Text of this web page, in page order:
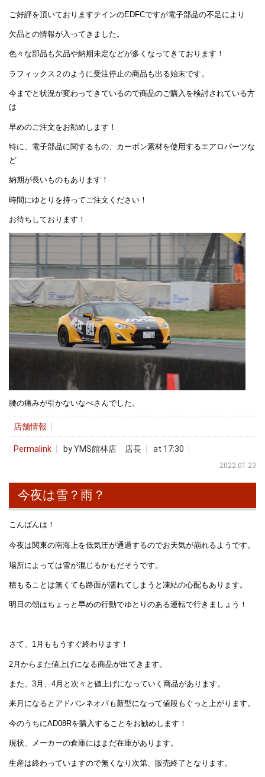
ご好評を頂いておりますテインのEDFCですが電子部品の不足により
欠品との情報が入ってきました。
色々な部品も欠品や納期未定などが多くなってきております！
ラフィックス２のように受注停止の商品も出る始末です。
今までと状況が変わってきているので商品のご購入を検討されている方
は
早めのご注文をお勧めします！
特に、電子部品に関するもの、カーボン素材を使用するエアロパーツな
ど
納期が長いものもあります！
時間にゆとりを持ってご注文ください！
お待ちしております！
腰の痛みが引かないなべさんでした。
店舗情報
Permalink by YMS館林店 店長 at 17:30
2022.01.23
今夜は雪？雨？
こんばんは！
今夜は関東の南海上を低気圧が通過するのでお天気が崩れるようです。
場所によっては雪が混じるかもだそうです。
積もることは無くても路面が濡れてしまうと凍結の心配もあります。
明日の朝はちょっと早めの行動でゆとりのある運転で行きましょう！
さて、1月ももうすぐ終わります！
2月からまた値上げになる商品が出てきます。
また、3月、4月と次々と値上げになっていく商品があります。
来月になるとアドバンネオバも新型になって値段もぐっと上がります。
今のうちにAD08Rを購入することをお勧めします！
現状、メーカーの倉庫にはまだ在庫があります。
生産は終わっていますので無くなり次第、販売終了となります。